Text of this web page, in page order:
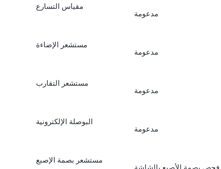
مقياس التسارع
مدعومة
مستشعر الإضاءة
مدعومة
مستشعر التقارب
مدعومة
البوصلة الإلكترونية
مدعومة
مستشعر بصمة الإصبع